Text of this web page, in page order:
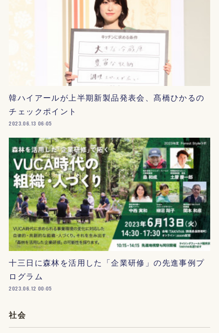
韓ハイアールが上半期新製品発表会、髙橋ひかるの
チェックポイント
2023.06.13 06:05
十三日に森林を活用した「企業研修」の先進事例プ
ログラム
2023.06.12 00:05
社会